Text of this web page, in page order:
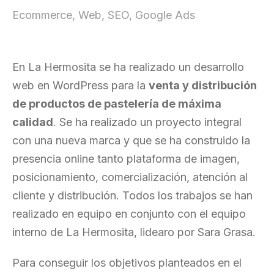
Ecommerce, Web, SEO, Google Ads
En La Hermosita se ha realizado un desarrollo
web en WordPress para la venta y distribución
de productos de pastelería de máxima
calidad. Se ha realizado un proyecto integral
con una nueva marca y que se ha construido la
presencia online tanto plataforma de imagen,
posicionamiento, comercialización, atención al
cliente y distribución. Todos los trabajos se han
realizado en equipo en conjunto con el equipo
interno de La Hermosita, lidearo por Sara Grasa.
Para conseguir los objetivos planteados en el